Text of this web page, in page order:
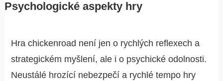
Psychologické aspekty hry
Hrachickenroad není jen o rychlých reflexech a
strategickém myšlení, ale i o psychické odolnosti.
Neustálé hrozící nebezpečí a rychlé tempo hry